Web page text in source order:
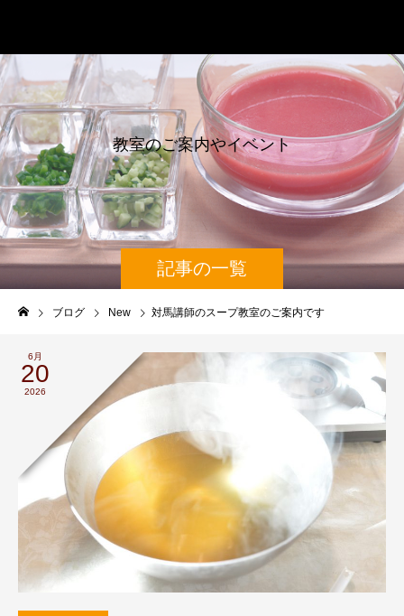
記事の一覧
教室のご案内やイベント情報
ブログ New 対馬講師のスープ教室のご案内です
6月
20
2026